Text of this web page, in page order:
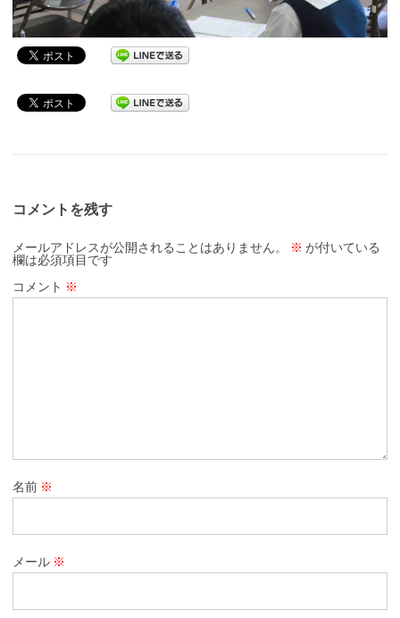
コメントを残す
メールアドレスが公開されることはありません。 ※ が付いている
欄は必須項目です
コメント ※
名前 ※
メール ※